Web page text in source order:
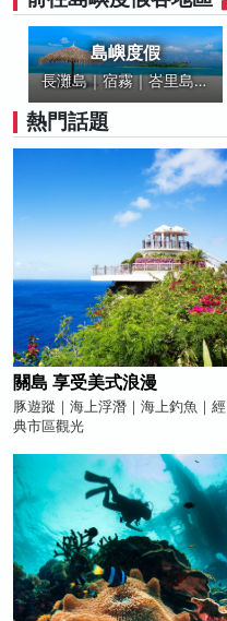
島嶼度假
長灘島｜宿霧｜峇里島｜
關島｜帛琉
熱門話題
關島 享受美式浪漫
豚遊蹤｜海上浮潛｜海上釣魚｜經
典市區觀光